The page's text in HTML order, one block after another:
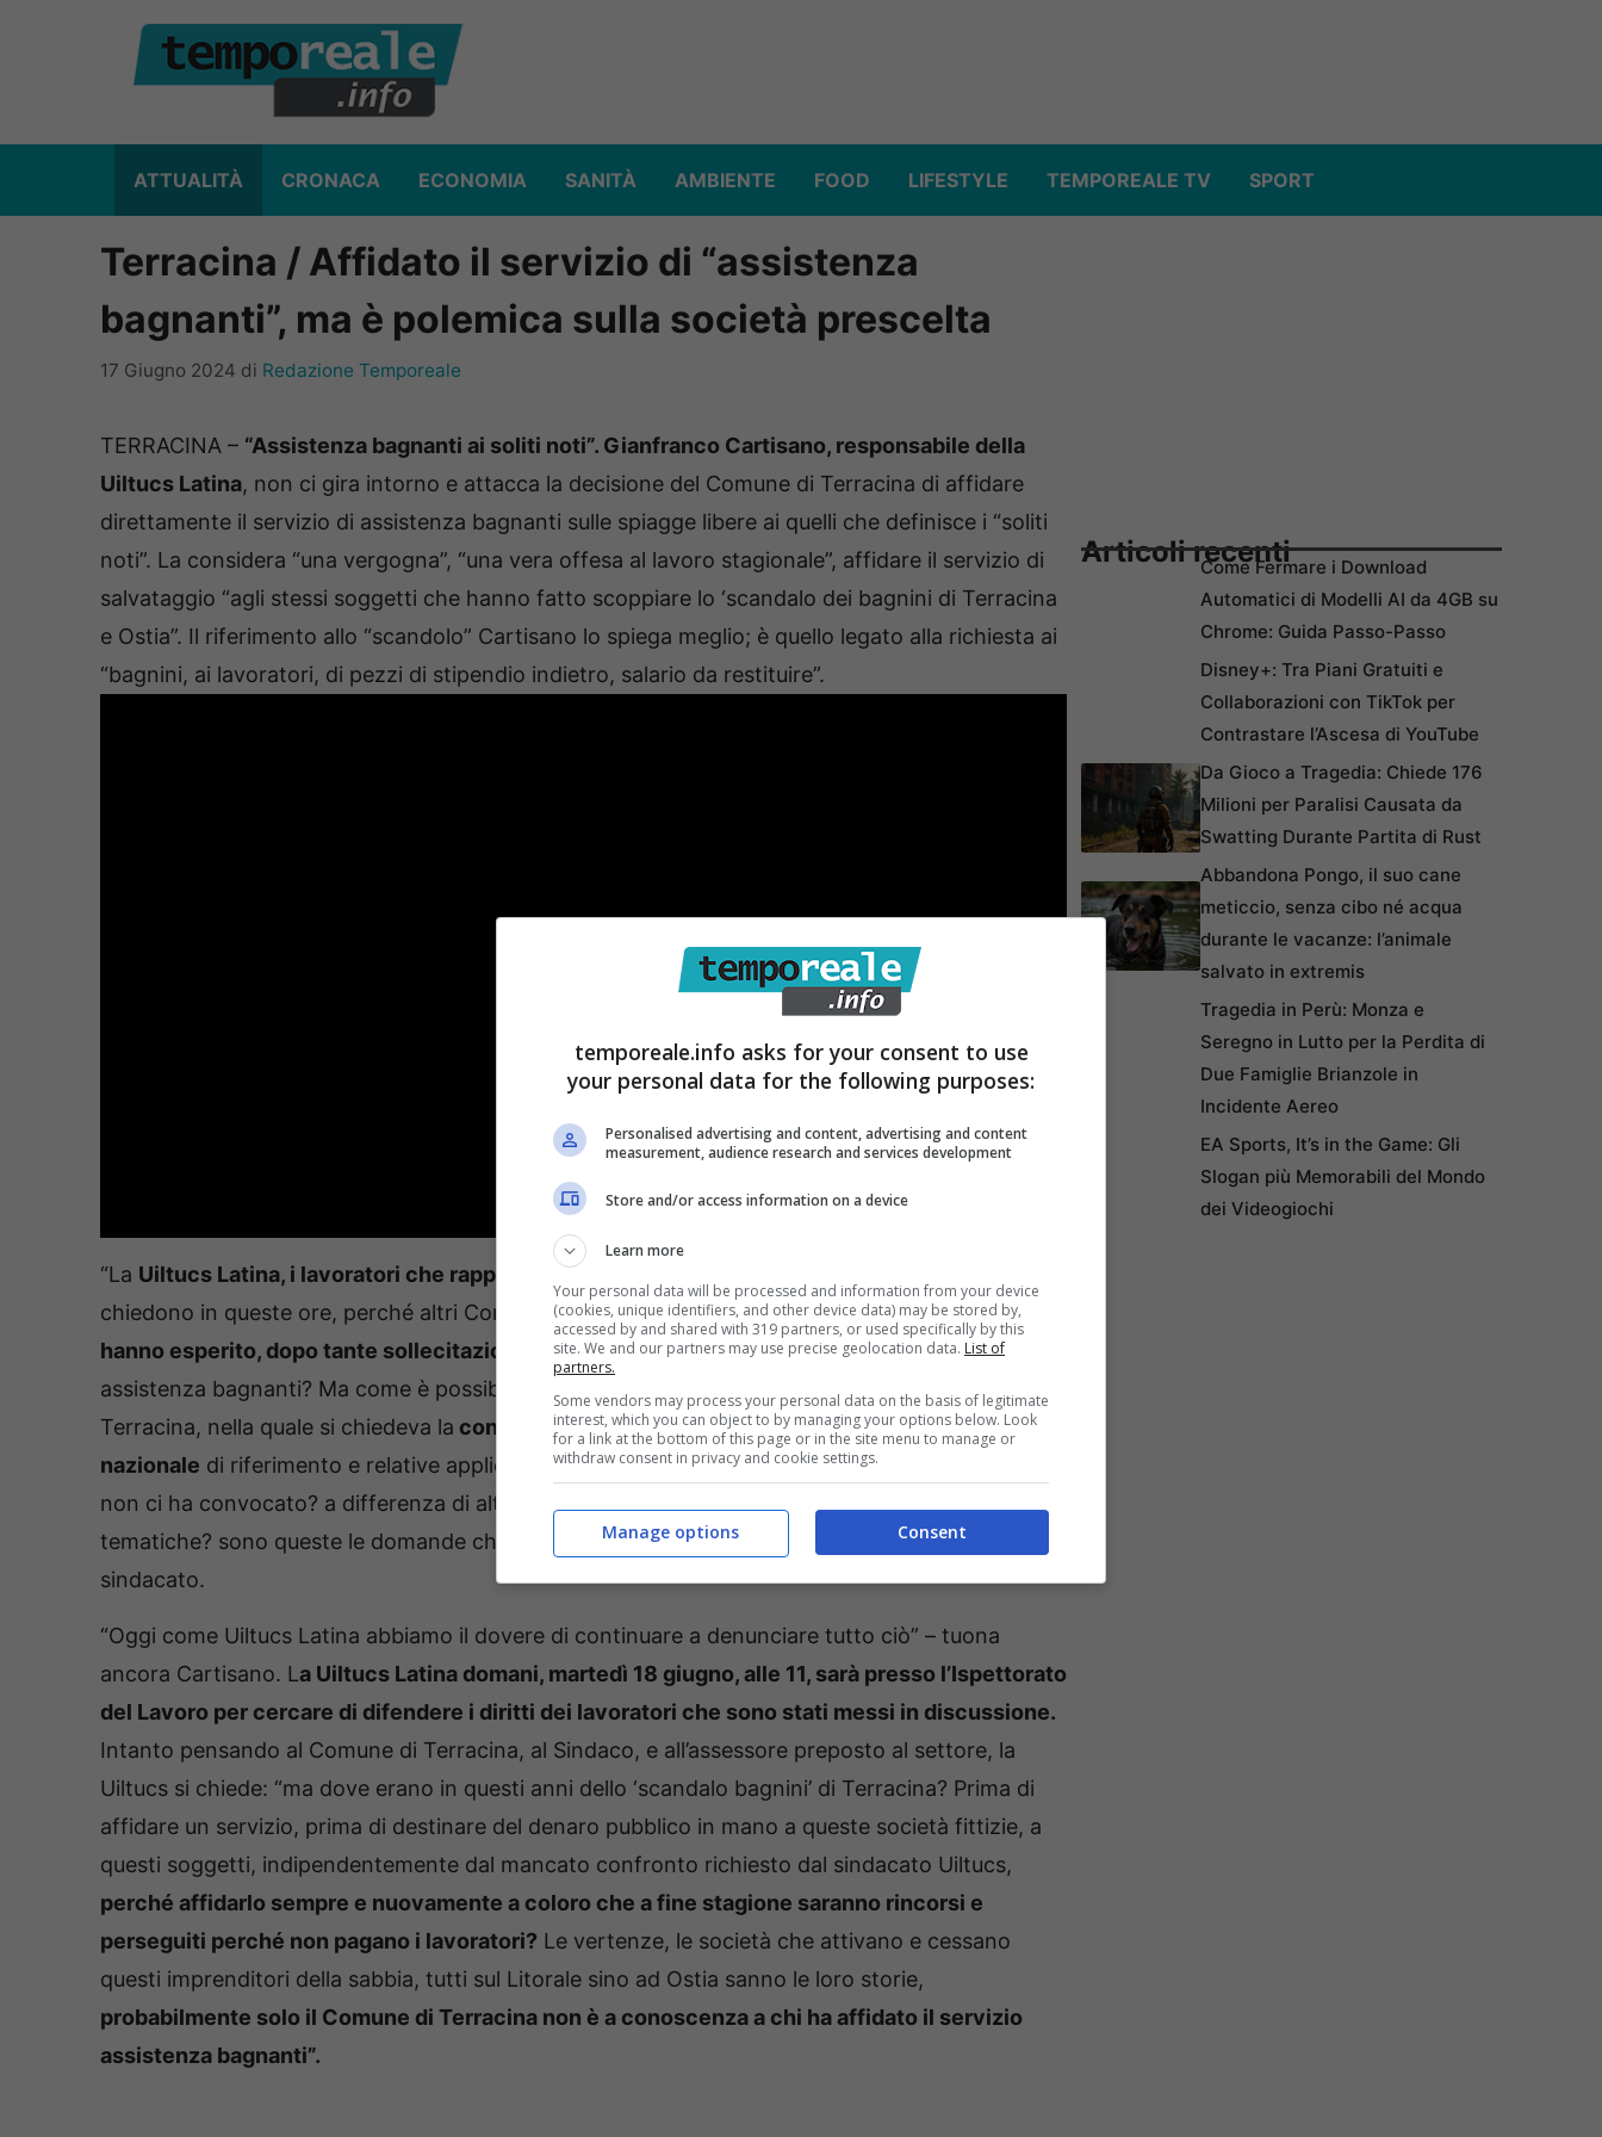
ATTUALITÀ CRONACA ECONOMIA SANITÀ AMBIENTE FOOD LIFESTYLE TEMPOREALE TV SPORT
Terracina / Affidato il servizio di “assistenza
bagnanti”, ma è polemica sulla società prescelta
17 Giugno 2024 di Redazione Temporeale
TERRACINA – “Assistenza bagnanti ai soliti noti”. Gianfranco Cartisano, responsabile della
Uiltucs Latina, non ci gira intorno e attacca la decisione del Comune di Terracina di affidare
direttamente il servizio di assistenza bagnanti sulle spiagge libere ai quelli che definisce i “soliti
noti”. La considera “una vergogna”, “una vera offesa al lavoro stagionale”, affidare il servizio di
salvataggio “agli stessi soggetti che hanno fatto scoppiare lo ‘scandalo dei bagnini di Terracina
e Ostia”. Il riferimento allo “scandolo” Cartisano lo spiega meglio; è quello legato alla richiesta ai
“bagnini, ai lavoratori, di pezzi di stipendio indietro, salario da restituire”.
“La Uiltucs Latina, i lavoratori che rappresentiamo nel settore
chiedono in queste ore, perché altri Comuni – come ad esempioLatina, Sperlonga, Sabaudia –
hanno esperito, dopo tante sollecitazioni, delle gare apertesull’affidamento del servizio
assistenza bagnanti? Ma come è possibile che nonostante le nostre richieste al Comune di
Terracina, nella quale si chiedeva la concertazione sull’applicazione del giusto contratto
nazionale di riferimento e relative applicazioni delle tabelle contrattuali, il Comune di Terracina
non ci ha convocato? a differenza di altri comuni che hanno preteso il confronto su tali
tematiche? sono queste le domande che rimangono senza risposta” – spiega il referente del
sindacato.
“Oggi come Uiltucs Latina abbiamo il dovere di continuare a denunciare tutto ciò” – tuona
ancora Cartisano. La Uiltucs Latina domani, martedì 18 giugno, alle 11, sarà presso l’Ispettorato
del Lavoro per cercare di difendere i diritti dei lavoratori che sono stati messi in discussione.
Intanto pensando al Comune di Terracina, al Sindaco, e all’assessore preposto al settore, la
Uiltucs si chiede: “ma dove erano in questi anni dello ‘scandalo bagnini’ di Terracina? Prima di
affidare un servizio, prima di destinare del denaro pubblico in mano a queste società fittizie, a
questi soggetti, indipendentemente dal mancato confronto richiesto dal sindacato Uiltucs,
perché affidarlo sempre e nuovamente a coloro che a fine stagione saranno rincorsi e
perseguiti perché non pagano i lavoratori? Le vertenze, le società che attivano e cessano
questi imprenditori della sabbia, tutti sul Litorale sino ad Ostia sanno le loro storie,
probabilmente solo il Comune di Terracina non è a conoscenza a chi ha affidato il servizio
assistenza bagnanti”.
Articoli recentiCome Fermare i Download
Automatici di Modelli AI da 4GB su
Chrome: Guida Passo-Passo
Disney+: Tra Piani Gratuiti e
Collaborazioni con TikTok per
Contrastare l’Ascesa di YouTube
Da Gioco a Tragedia: Chiede 176
Milioni per Paralisi Causata da
Swatting Durante Partita di Rust
Abbandona Pongo, il suo cane
meticcio, senza cibo né acqua
durante le vacanze: l’animale
salvato in extremis
Tragedia in Perù: Monza e
Seregno in Lutto per la Perdita di
Due Famiglie Brianzole in
Incidente Aereo
EA Sports, It’s in the Game: Gli
Slogan più Memorabili del Mondo
dei Videogiochi
temporeale.info asks for your consent to use
your personal data for the following purposes:
Personalised advertising and content, advertising and content
measurement, audience research and services development
Store and/or access information on a device
Learn more
Your personal data will be processed and information from your device
(cookies, unique identifiers, and other device data) may be stored by,
accessed by and shared with 319 partners, or used specifically by this
site. We and our partners may use precise geolocation data. List of
partners.
Some vendors may process your personal data on the basis of legitimate
interest, which you can object to by managing your options below. Look
for a link at the bottom of this page or in the site menu to manage or
withdraw consent in privacy and cookie settings.
Consent
Manage options